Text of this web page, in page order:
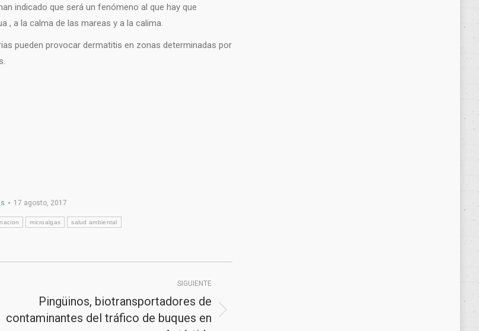
indicado que será un fenómeno al que hay que
, a la calma de las mareas y a la calima.
pueden provocar dermatitis en zonas determinadas por
17 agosto, 2017
microalgas salud ambiental
SIGUIENTE
Publicación
Pingüinos, biotransportadores de
contaminantes del tráfico de buques en